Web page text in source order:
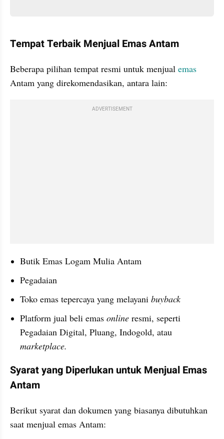
Tempat Terbaik Menjual Emas Antam
Beberapa pilihan tempat resmi untuk menjual emas
Antam yang direkomendasikan, antara lain:
ADVERTISEMENT
Butik Emas Logam Mulia Antam
Pegadaian
Toko emas tepercaya yang melayani buyback
Platform jual beli emas online resmi, seperti
marketplace.
Syarat yang Diperlukan untuk Menjual Emas
Antam
Berikut syarat dan dokumen yang biasanya dibutuhkan
saat menjual emas Antam: